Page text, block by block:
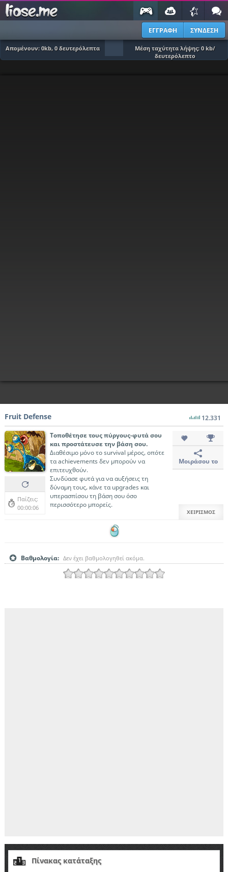
ΕΓΓΡΑΦΗ ΣΥΝΔΕΣΗ
Απομένουν:0kb,0δευτερόλεπτα Μέση ταχύτητα λήψης:0kb/
δευτερόλεπτο
Fruit Defense 12.331
Παίζεις:
00:00:06
Μοιράσου το
Τοποθέτησε τους πύργους-φυτά σου
και προστάτευσε την βάση σου.
Διαθέσιμο μόνο το survival μέρος, οπότε
τα achievements δεν μπορούν να
επιτευχθούν.
Συνδύασε φυτά για να αυξήσεις τη
δύναμη τους, κάνε τα upgrades και
υπερασπίσου τη βάση σου όσο
περισσότερο μπορείς.
ΧΕΙΡΙΣΜΟΣ
Βαθμολογία: Δεν έχει βαθμολογηθεί ακόμα.
Πίνακας κατάταξης